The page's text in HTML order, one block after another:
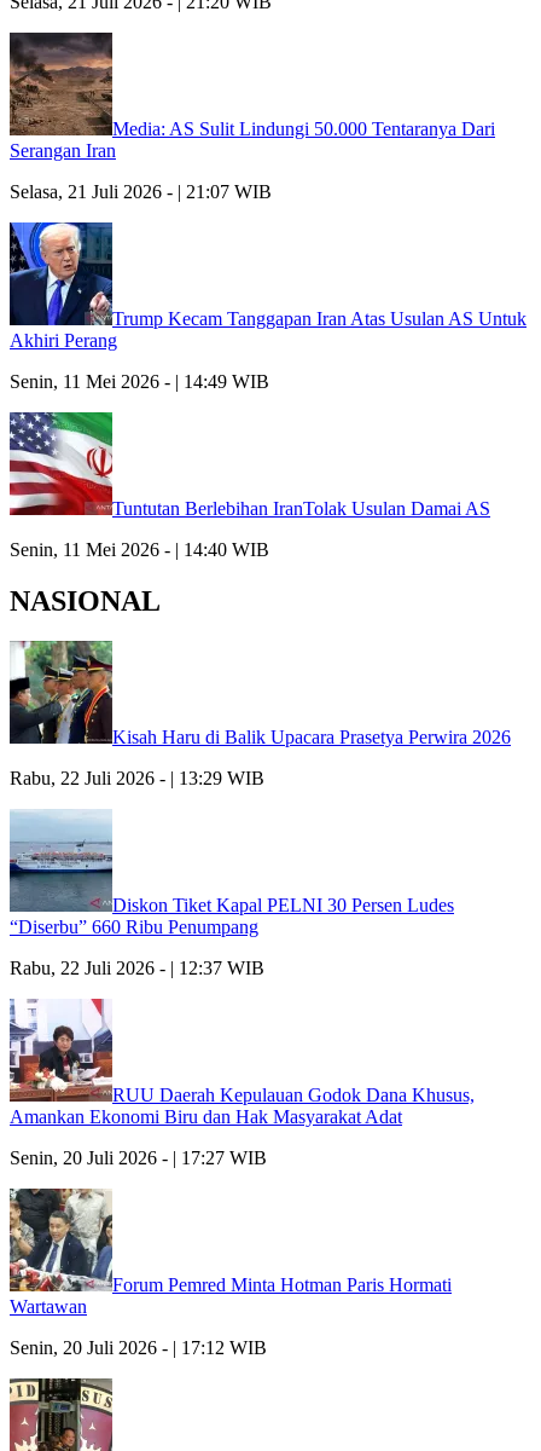
Media: AS Sulit Lindungi 50.000 Tentaranya Dari
Serangan Iran
Selasa, 21 Juli 2026 - | 21:07 WIB
Trump Kecam Tanggapan Iran Atas Usulan AS Untuk
Akhiri Perang
Senin, 11 Mei 2026 - | 14:49 WIB
Tuntutan Berlebihan IranTolak Usulan Damai AS
Senin, 11 Mei 2026 - | 14:40 WIB
NASIONAL
Kisah Haru di Balik Upacara Prasetya Perwira 2026
Rabu, 22 Juli 2026 - | 13:29 WIB
Diskon Tiket Kapal PELNI 30 Persen Ludes
“Diserbu” 660 Ribu Penumpang
Rabu, 22 Juli 2026 - | 12:37 WIB
RUU Daerah Kepulauan Godok Dana Khusus,
Amankan Ekonomi Biru dan Hak Masyarakat Adat
Senin, 20 Juli 2026 - | 17:27 WIB
Forum Pemred Minta Hotman Paris Hormati
Wartawan
Senin, 20 Juli 2026 - | 17:12 WIB